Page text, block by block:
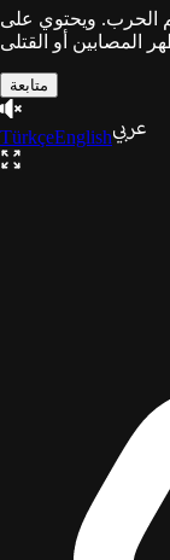
الحرب. ويحتوي على
متابعة
TürkçeEnglish